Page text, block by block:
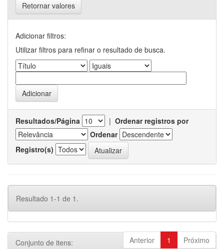
Retornar valores
Adicionar filtros:
Utilizar filtros para refinar o resultado de busca.
Resultados/Página | Ordenar registros por
Ordenar
Registro(s)
Resultado 1-1 de 1.
Anterior 1 Próximo
Conjunto de itens: